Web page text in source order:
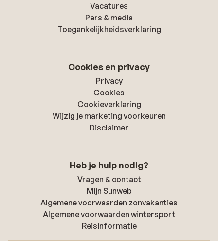
Vacatures
Pers & media
Toegankelijkheidsverklaring
Cookies en privacy
Privacy
Cookies
Cookieverklaring
Wijzig je marketing voorkeuren
Disclaimer
Heb je hulp nodig?
Vragen & contact
Mijn Sunweb
Algemene voorwaarden zonvakanties
Algemene voorwaarden wintersport
Reisinformatie